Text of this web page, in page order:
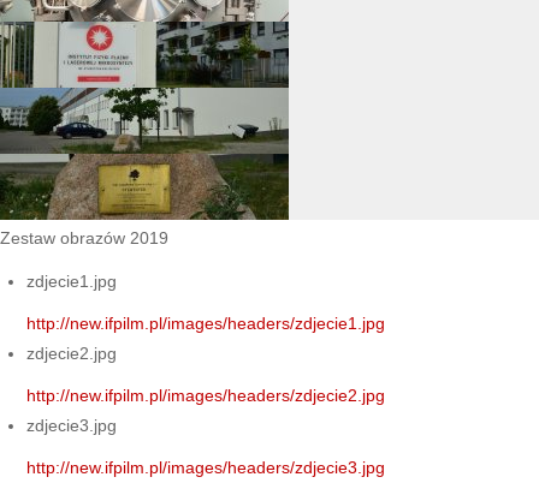
Zestaw obrazów 2019
zdjecie1.jpg
http://new.ifpilm.pl/images/headers/zdjecie1.jpg
zdjecie2.jpg
http://new.ifpilm.pl/images/headers/zdjecie2.jpg
zdjecie3.jpg
http://new.ifpilm.pl/images/headers/zdjecie3.jpg